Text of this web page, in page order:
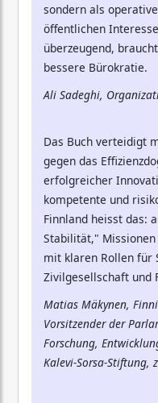
sondern als
öffentlichen
überzeugend,
bessere Bürokratie.
Ali Sadeghi,
Das Buch verteidigt
gegen das
erfolgreicher
kompetente und
Finnland heisst das:
Stabilität,"
mit klaren Rollen für
Zivilgesellschaft und
Matias Mäkynen,
Vorsitzender der
Forschung,
Kalevi-Sorsa-Stiftung,